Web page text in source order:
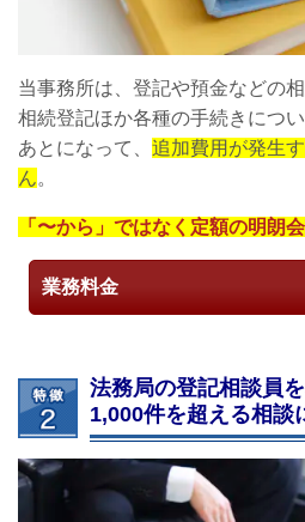
当事務所は、登記や預金などの
相続登記ほか各種の手続きにつ
あとになって、 追加費用が発生
ん。
「〜から」ではなく定額の明朗会
業務料金
法務局の登記相談員
1,000件を超える相談